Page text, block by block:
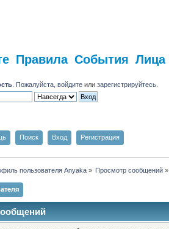
Правила События Лица
. Пожалуйста,войдите илизарегистрируйтесь
Поиск Вход Регистрация
пользователя Anyaka» Просмотр сообщений »